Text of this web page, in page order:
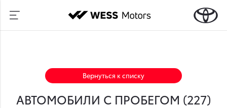
Вернуться к списку
АВТОМОБИЛИ С ПРОБЕГОМ (227)